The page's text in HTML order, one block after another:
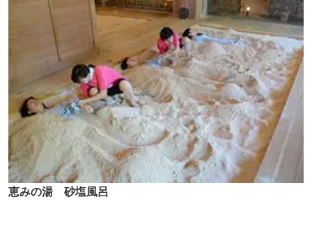
恵みの湯 砂塩風呂